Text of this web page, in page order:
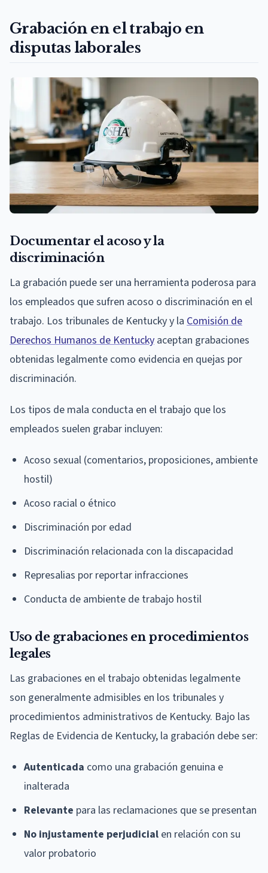
Grabación en el trabajo en
disputas laborales
Documentar el acoso y la
discriminación
La grabación puede ser una herramienta poderosa para
los empleados que sufren acoso o discriminación en el
trabajo. Los tribunales de Kentucky y la Comisión de
Derechos Humanos de Kentucky aceptan grabaciones
obtenidas legalmente como evidencia en quejas por
discriminación.
Los tipos de mala conducta en el trabajo que los
empleados suelen grabar incluyen:
Acoso sexual (comentarios, proposiciones, ambiente
hostil)
Acoso racial o étnico
Discriminación por edad
Discriminación relacionada con la discapacidad
Represalias por reportar infracciones
Conducta de ambiente de trabajo hostil
Uso de grabaciones en procedimientos
legales
Las grabaciones en el trabajo obtenidas legalmente
son generalmente admisibles en los tribunales y
procedimientos administrativos de Kentucky. Bajo las
Reglas de Evidencia de Kentucky, la grabación debe ser:
Autenticada como una grabación genuina e
inalterada
Relevante para las reclamaciones que se presentan
No injustamente perjudicial en relación con su
valor probatorio